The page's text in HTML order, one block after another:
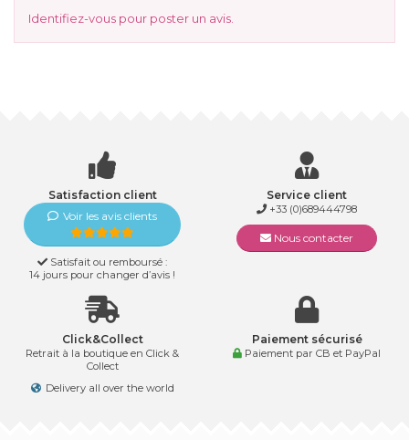
Identifiez-vous pour poster un avis.
Satisfaction client
Voir les avis clients
Satisfait ou remboursé :
14 jours pour changer d’avis !
Service client
+33 (0)689444798
Nous contacter
Click&Collect
Retrait à la boutique en Click &
Collect
Delivery all over the world
Paiement sécurisé
Paiement par CB et PayPal